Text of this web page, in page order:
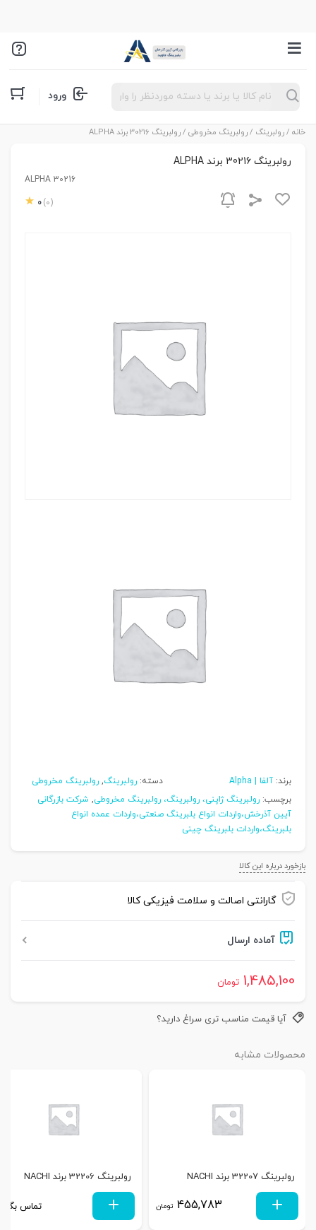
Products
search ورود
خانه /رولبرینگ /رولبرینگ مخروطی / رولبرینگ 30216 برند ALPHA
رولبرینگ 30216 برند ALPHA
ALPHA 30216
0 (0)
برند: آلفا | Alpha دسته: رولبرینگ, رولبرینگ مخروطی
برچسب: رولبرینگ ژاپنی، رولبرینگ، رولبرینگ مخروطی, شرکت بازرگانی
آیین آذرخش،واردات انواع بلبرینگ صنعتی،واردات عمده انواع
بلبرینگ،واردات بلبرینگ چینی
بازخورد درباره این کالا
گارانتی اصالت و سلامت فیزیکی کالا
آماده ارسال
1,485,100 تومان
آیا قیمت مناسب تری سراغ دارید؟
محصولات مشابه
رولبرینگ 32207 برند NACHI
455,783 تومان
رولبرینگ 32206 برند NACHI
تماس